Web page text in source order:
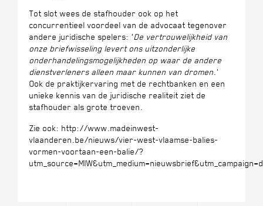
Tot slot wees de stafhouder ook op het
concurrentieel voordeel van de advocaat tegenover
andere juridische spelers: 'De vertrouwelijkheid van
onze briefwisseling levert ons uitzonderlijke
onderhandelingsmogelijkheden op waar de andere
dienstverleners alleen maar kunnen van dromen .'
Ook de praktijkervaring met de rechtbanken en een
unieke kennis van de juridische realiteit ziet de
stafhouder als grote troeven.
Zie ook: http://www.madeinwest-
vlaanderen.be/nieuws/vier-west-vlaamse-balies-
vormen-voortaan-een-balie/?